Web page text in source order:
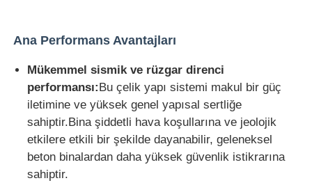
Ana Performans Avantajları
Mükemmel sismik ve rüzgar direnci
performansı: Bu çelik yapı sistemi makul bir güç
iletimine ve yüksek genel yapısal sertliğe
sahiptir.Bina şiddetli hava koşullarına ve jeolojik
etkilere etkili bir şekilde dayanabilir, geleneksel
beton binalardan daha yüksek güvenlik istikrarına
sahiptir.